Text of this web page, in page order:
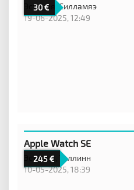
30
Эстония,Силламяэ
19-06-2025, 12:49
245
Apple Watch SE
Эстония,
Таллинн
10-05-2025, 18:39